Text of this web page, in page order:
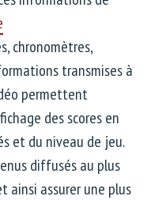
chronomètres,
transmises à
permettent
des scores en
et du niveau de jeu.
diffusés au plus
ainsi assurer une plus